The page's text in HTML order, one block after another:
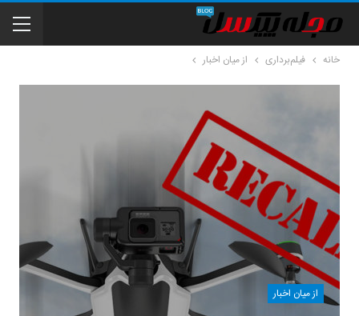
خانه فیلم‌برداری از میان اخبار
از میان اخبار